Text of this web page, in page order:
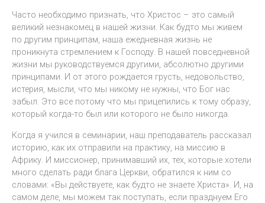
Часто необходимо признать, что Христос – это самый
великий незнакомец в нашей жизни. Как будто мы живем
по другим принципам, наша ежедневная жизнь не
проникнута стремлением к Господу. В нашей повседневной
жизни мы руководствуемся другими, абсолютно другими
принципами. И от этого рождается грусть, недовольство,
истерия, мысли, что мы никому не нужны, что Бог нас
забыл. Это все потому что мы прицепились к тому образу,
который когда-то был или которого не было никогда.
Когда я учился в семинарии, наш преподаватель рассказал
историю, как их отправили на практику, на миссию в
Африку. И миссионер, принимавший их, тех, которые хотели
много сделать ради блага Церкви, обратился к ним со
словами: «Вы действуете, как будто не знаете Христа». И, на
самом деле, мы можем так поступать, если празднуем Его